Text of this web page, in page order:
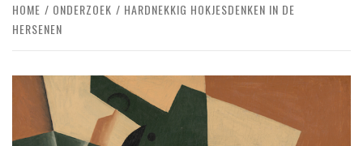
HOME ONDERZOEK
HARDNEKKIG HOKJESDENKEN IN DE
HERSENEN